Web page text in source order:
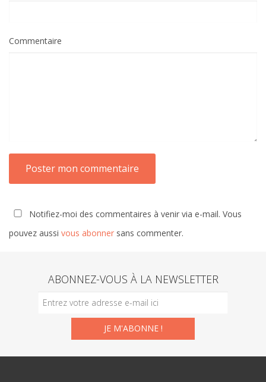
Commentaire
Notifiez-moi des commentaires à venir via e-mail. Vous
pouvez aussi vous abonner sans commenter.
ABONNEZ-VOUS À LA NEWSLETTER